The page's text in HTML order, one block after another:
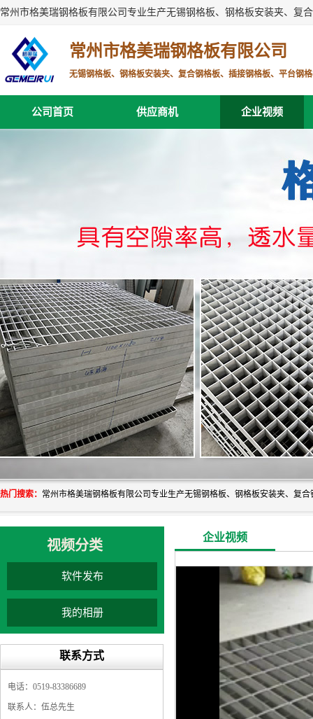
常州市格美瑞钢格板有限公司专业生产无锡钢格板、钢格板安装夹、复
常州市格美瑞钢格板有限公司
无锡钢格板、钢格板安装夹、复合钢格板、插接钢格板、平台钢
公司首页 供应商机 企业视频
热门搜索：
视频分类
软件发布
我的相册
联系方式
电话：0519-83386689
联系人：伍总先生
企业视频